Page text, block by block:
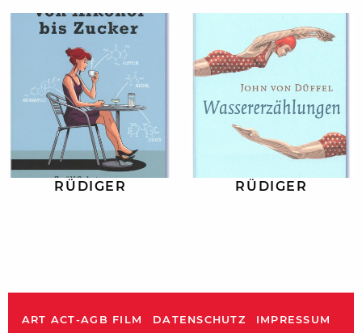
RÜDIGER RÜDIGER
ART ACT-AGB FILM DATENSCHUTZ IMPRESSUM